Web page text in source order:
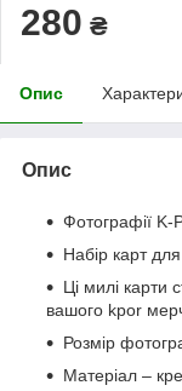
280 ₴
Опис
Опис
Фотографії K-
Набір карт
Ці милі карти
вашого kpor
Розмір
Матеріал –